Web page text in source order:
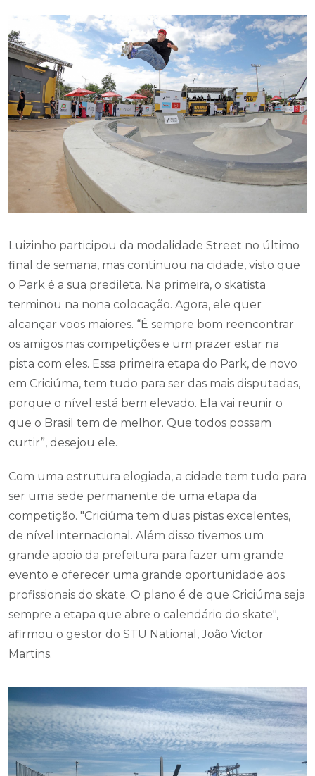
Luizinho participou da modalidade Street no último
final de semana, mas continuou na cidade, visto que
o Park é a sua predileta. Na primeira, o skatista
terminou na nona colocação. Agora, ele quer
alcançar voos maiores. “É sempre bom reencontrar
os amigos nas competições e um prazer estar na
pista com eles. Essa primeira etapa do Park, de novo
em Criciúma, tem tudo para ser das mais disputadas,
porque o nível está bem elevado. Ela vai reunir o
que o Brasil tem de melhor. Que todos possam
curtir”, desejou ele.
Com uma estrutura elogiada, a cidade tem tudo para
ser uma sede permanente de uma etapa da
competição. "Criciúma tem duas pistas excelentes,
de nível internacional. Além disso tivemos um
grande apoio da prefeitura para fazer um grande
evento e oferecer uma grande oportunidade aos
profissionais do skate. O plano é de que Criciúma seja
sempre a etapa que abre o calendário do skate",
afirmou o gestor do STU National, João Victor
Martins.